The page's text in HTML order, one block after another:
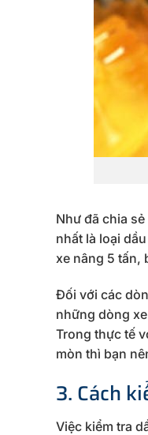
Như đã chia
nhất là loại
xe nâng 5 tấn,
Đối với các
những dòng
Trong thực tế
mòn thì bạn
3. Cách
Việc kiểm tra